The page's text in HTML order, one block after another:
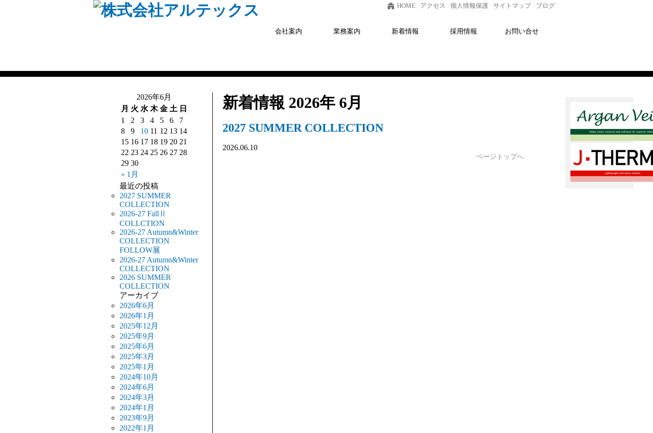
HOME アクセス 個人情報保護 サイトマップ ブログ
会社案内 業務案内 新着情報 採用情報 お問い合せ
新着情報 2026年 6月
2027 SUMMER COLLECTION
2026.06.10
ページトップへ
2026年6月
月 火 水 木 金 土 日
« 1月
1 2 3 4 5 6
7
8
9 10 11 12 13 14
15 16 17 18 19 20 21
22 23 24 25 26 27 28
29 30
最近の投稿
2027 SUMMER
COLLECTION
2026-27 FallⅡ
COLLCTION
2026-27 Autumn&Winter
COLLECTION
FOLLOW展
2026-27 Autumn&Winter
COLLECTION
2026 SUMMER
COLLECTION
アーカイブ
2026年6月
2026年1月
2025年12月
2025年9月
2025年6月
2025年3月
2025年1月
2024年10月
2024年6月
2024年3月
2024年1月
2023年9月
2022年1月